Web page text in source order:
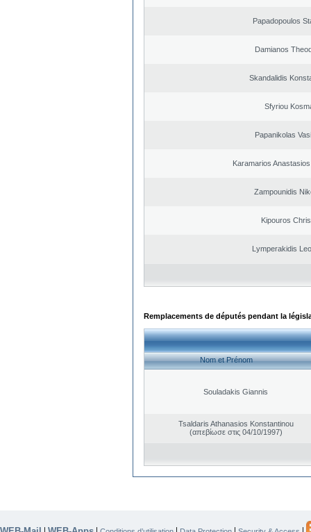
Papadopoulos
Damianos
Skandalidis
Sfyriou
Papanikolas
Karamarios
Zampounidis
Kipouros
Lymperakidis
Remplacements de députés pendant la
Nom et Prénom
Souladakis Giannis
Tsaldaris Athanasios Konstantinou
(απεβίωσε στις 04/10/1997)
| | | | |